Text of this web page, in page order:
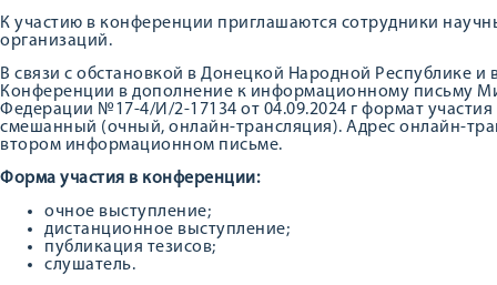
К участию в конференции приглашаются сотрудники
организаций.
В связи с обстановкой в Донецкой Народной Республике и
Конференции в дополнение к информационному письму
Федерации №17-4/И/2-17134 от 04.09.2024 г формат
смешанный (очный, онлайн-трансляция). Адрес онлайн-
втором информационном письме.
Форма участия в конференции:
очное выступление;
дистанционное выступление;
публикация тезисов;
слушатель.